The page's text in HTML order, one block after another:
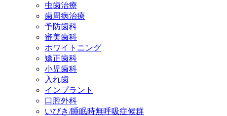
虫歯治療
歯周病治療
予防歯科
審美歯科
ホワイトニング
矯正歯科
小児歯科
入れ歯
インプラント
口腔外科
いびき/睡眠時無呼吸症候群